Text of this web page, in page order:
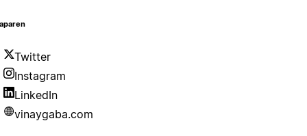
Twitter
Instagram
LinkedIn
vinaygaba.com